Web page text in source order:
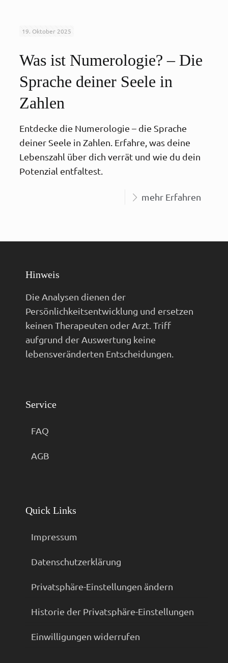
19. Oktober 2025
Was ist Numerologie? – Die
Sprache deiner Seele in
Zahlen
Entdecke die Numerologie – die Sprache
deiner Seele in Zahlen. Erfahre, was deine
Lebenszahl über dich verrät und wie du dein
Potenzial entfaltest.
mehr Erfahren
Hinweis
Die Analysen dienen der
Persönlichkeitsentwicklung und ersetzen
keinen Therapeuten oder Arzt. Triff
aufgrund der Auswertung keine
lebensveränderten Entscheidungen.
Service
FAQ
AGB
Quick Links
Impressum
Datenschutzerklärung
Privatsphäre-Einstellungen ändern
Historie der Privatsphäre-Einstellungen
Einwilligungen widerrufen